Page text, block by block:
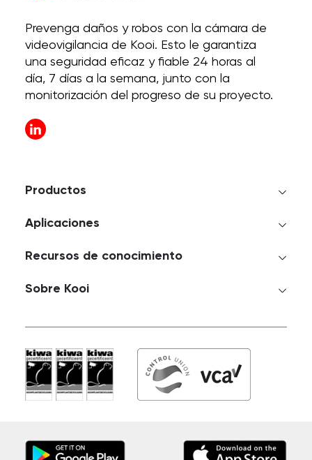
Prevenga daños y robos con la cámara de
videovigilancia de Kooi. Esto le garantiza
una seguridad eficaz y fiable 24 horas al
día, 7 días a la semana, junto con la
monitorización del progreso de su proyecto.
Productos
Aplicaciones
Recursos de conocimiento
Sobre Kooi